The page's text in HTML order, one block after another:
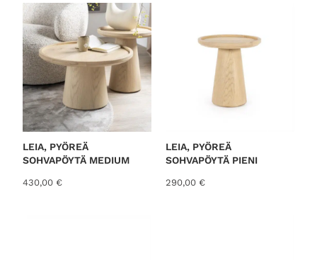
LEIA, PYÖREÄ
SOHVAPÖYTÄ MEDIUM
430,00 €
LEIA, PYÖREÄ
SOHVAPÖYTÄ PIENI
290,00 €